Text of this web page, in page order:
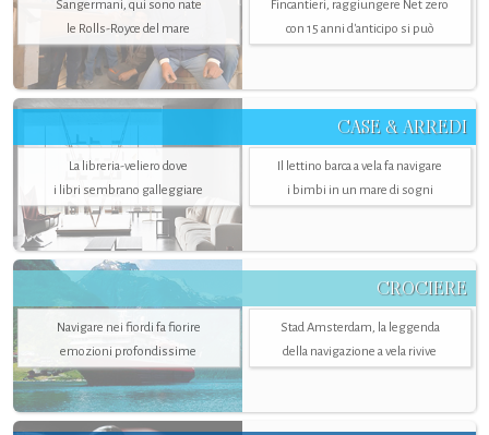
Sangermani, qui sono nate
le Rolls-Royce del mare
Fincantieri, raggiungere Net zero
con 15 anni d'anticipo si può
CASE & ARREDI
La libreria-veliero dove
i libri sembrano galleggiare
Il lettino barca a vela fa navigare
i bimbi in un mare di sogni
CROCIERE
Navigare nei fiordi fa fiorire
emozioni profondissime
Stad Amsterdam, la leggenda
della navigazione a vela rivive